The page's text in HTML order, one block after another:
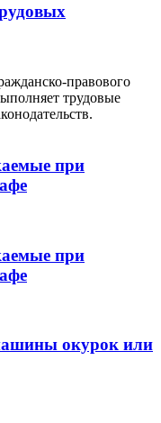
правового
трудовые
при
при
окурок или